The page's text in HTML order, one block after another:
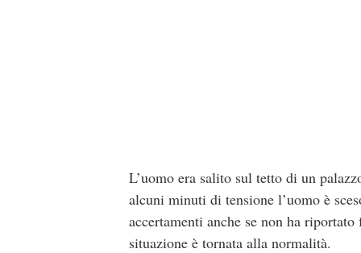
L’uomo era salito sul tetto di un
alcuni minuti di tensione l’uomo è
accertamenti anche se non ha
situazione è tornata alla normalità.